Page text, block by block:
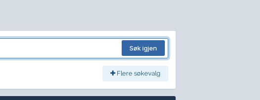
Søk igjen
Flere søkevalg